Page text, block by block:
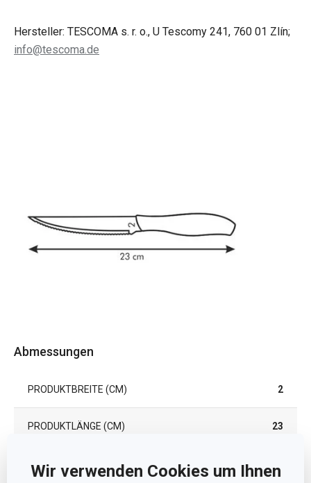
Wir verwenden Cookies um Ihnen
Hersteller: TESCOMA s. r. o., U Tescomy 241, 760 01 Zlín;
info@tescoma.de
Abmessungen
PRODUKTBREITE (CM) 2
PRODUKTLÄNGE (CM) 23
KLINGENLÄNGE (CM)